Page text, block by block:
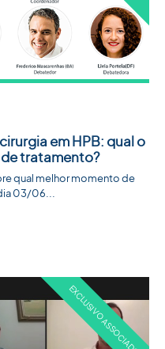
em HPB: qual o
tratamento?
qual melhor momento de
03/06...